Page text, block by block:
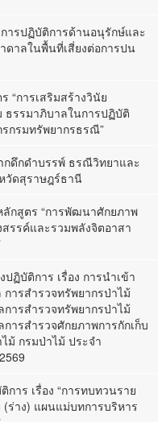
ารปฏิบัติการด้านอนุรักษ์และ
าลในพื้นที่เสี่ยงต่อการปน
“การเสริมสร้างวินัย
รรมาภิบาลในการปฏิบัติ
กรมทรัพยากรธรณี”
ดึกดำบรรพ์ ธรณีวิทยาและ
วัดสุราษฎร์ธานี
ลักสูตร “การพัฒนาศักยภาพ
รรค์และรวมพลังจิตอาสา
ฏิบัติการ เรื่อง การนำเข้า
ารสำรวจทรัพยากรป่าไม้
ารสำรวจทรัพยากรป่าไม้
ารสำรวจศักยภาพการกักเก็บ
ม้ กรมป่าไม้ ประจำ
การ เรื่อง “การทบทวนราย
(ร่าง) แผนแม่บทการบริหาร